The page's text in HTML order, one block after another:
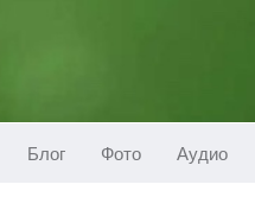
Блог Фото Аудио